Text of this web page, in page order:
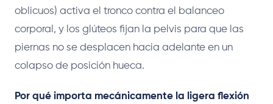
oblicuos) activa el tronco contra el balanceo
corporal, y los glúteos fijan la pelvis para que las
piernas no se desplacen hacia adelante en un
colapso de posición hueca.
Por qué importa mecánicamente la ligera flexión